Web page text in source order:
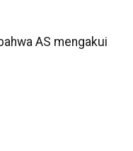
AS mengakui